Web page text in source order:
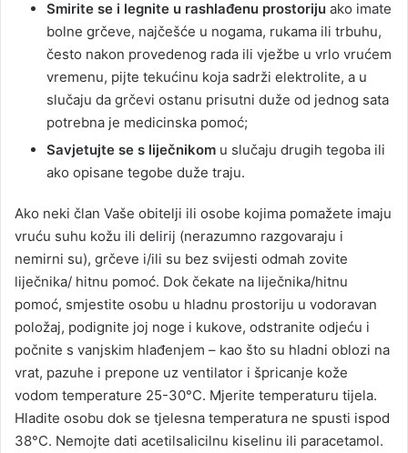
Smirite se i legnite u rashlađenu prostoriju ako imate
bolne grčeve, najčešće u nogama, rukama ili trbuhu,
često nakon provedenog rada ili vježbe u vrlo vrućem
vremenu, pijte tekućinu koja sadrži elektrolite, a u
slučaju da grčevi ostanu prisutni duže od jednog sata
potrebna je medicinska pomoć;
Savjetujte se s liječnikom u slučaju drugih tegoba ili
ako opisane tegobe duže traju.
Ako neki član Vaše obitelji ili osobe kojima pomažete imaju
vruću suhu kožu ili delirij (nerazumno razgovaraju i
nemirni su), grčeve i/ili su bez svijesti odmah zovite
liječnika/ hitnu pomoć. Dok čekate na liječnika/hitnu
pomoć, smjestite osobu u hladnu prostoriju u vodoravan
položaj, podignite joj noge i kukove, odstranite odjeću i
počnite s vanjskim hlađenjem – kao što su hladni oblozi na
vrat, pazuhe i prepone uz ventilator i špricanje kože
vodom temperature 25-30°C. Mjerite temperaturu tijela.
Hladite osobu dok se tjelesna temperatura ne spusti ispod
38°C. Nemojte dati acetilsalicilnu kiselinu ili paracetamol.